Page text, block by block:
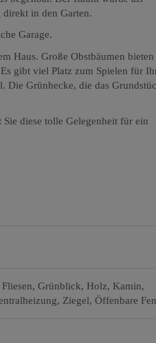
in den Garten.
Garage.
Haus. Große Obstbäumen bieten
gibt viel Platz zum Spielen für
Die Grünhecke, die das
diese tolle Gelegenheit für ein
Fliesen Grünblick Holz
Kamin
Ziegel Öffenbare